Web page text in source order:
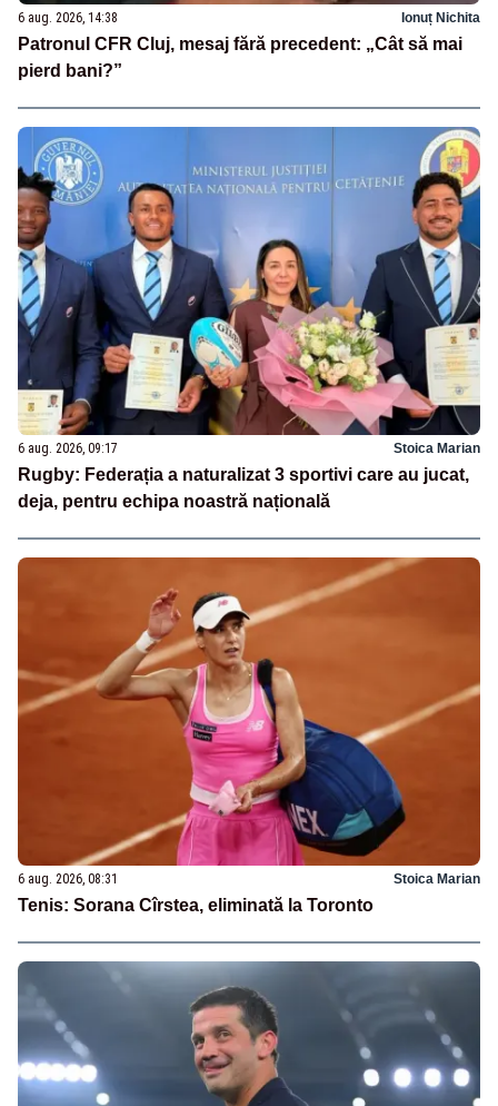
6 aug. 2026, 14:38 Ionuț Nichita
Patronul CFR Cluj, mesaj fără precedent: „Cât să mai
pierd bani?”
6 aug. 2026, 09:17 Stoica Marian
Rugby: Federația a naturalizat 3 sportivi care au jucat,
deja, pentru echipa noastră națională
6 aug. 2026, 08:31 Stoica Marian
Tenis: Sorana Cîrstea, eliminată la Toronto